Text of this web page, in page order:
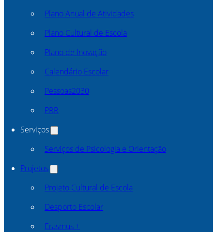
Plano Anual de Atividades
Plano Cultural de Escola
Plano de Inovação
Calendário Escolar
Pessoas2030
PRR
Serviços
Serviços de Psicologia e Orientação
Projetos
Projeto Cultural de Escola
Desporto Escolar
Erasmus +